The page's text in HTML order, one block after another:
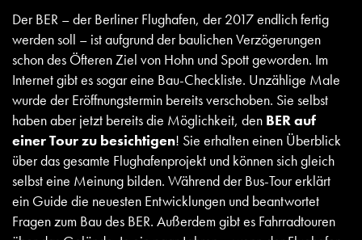
Der BER – der Berliner Flughafen, der 2017 endlich fertig
werden soll – ist aufgrund der baulichen Verzögerungen
schon des Öfteren Ziel von Hohn und Spott geworden. Im
Internet gibt es sogar eine Bau-Checkliste. Unzählige Male
wurde der Eröffnungstermin bereits verschoben. Sie selbst
haben aber jetzt bereits die Möglichkeit, den BER auf
einer Tour zu besichtigen! Sie erhalten einen Überblick
über das gesamte Flughafenprojekt und können sich gleich
selbst eine Meinung bilden. Während der Bus-Tour erklärt
ein Guide die neuesten Entwicklungen und beantwortet
Fragen zum Bau des BER. Außerdem gibt es Fahrradtouren